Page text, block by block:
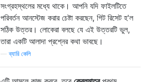
সংগ্রহস্থলের মধ্যে থাকে। আপনি যদি ফাইলটিতে
পরিবর্তন আনস্টেজ করার চেষ্টা করছেন, গিট রিসেট হ'ল
সঠিক উত্তর। লোকেরা বলছে যে এই উত্তরটি ভুল,
তারা একটি আলাদা প্রশ্নের কথা ভাবছে।
—ব্যারি কেলি